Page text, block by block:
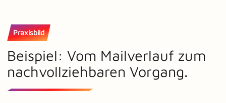
Praxisbild
Beispiel: Vom Mailverlauf zum
nachvollziehbaren Vorgang.